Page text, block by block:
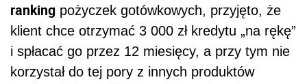
ranking pożyczek gotówkowych, przyjęto, że
klient chce otrzymać 3 000 zł kredytu „na rękę”
i spłacać go przez 12 miesięcy, a przy tym nie
korzystał do tej pory z innych produktów